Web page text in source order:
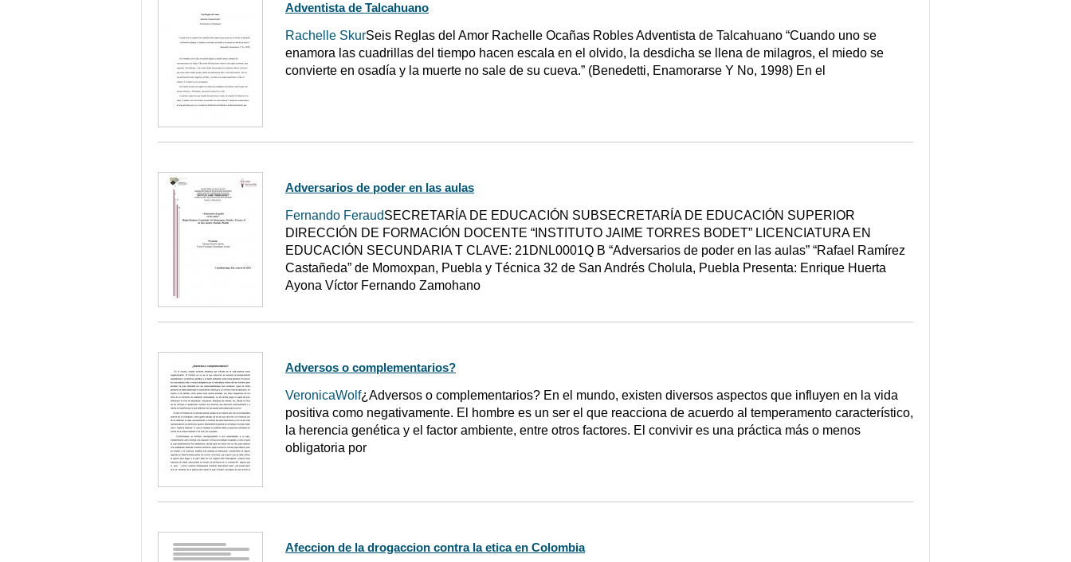
Adventista de Talcahuano
Rachelle SkurSeis Reglas del Amor Rachelle Ocañas Robles Adventista de Talcahuano “Cuando uno se
enamora las cuadrillas del tiempo hacen escala en el olvido, la desdicha se llena de milagros, el miedo se
convierte en osadía y la muerte no sale de su cueva.” (Benedetti, Enamorarse Y No, 1998) En el
Adversarios de poder en las aulas
Fernando FeraudSECRETARÍA DE EDUCACIÓN SUBSECRETARÍA DE EDUCACIÓN SUPERIOR
DIRECCIÓN DE FORMACIÓN DOCENTE “INSTITUTO JAIME TORRES BODET” LICENCIATURA EN
EDUCACIÓN SECUNDARIA T CLAVE: 21DNL0001Q B “Adversarios de poder en las aulas” “Rafael Ramírez
Castañeda” de Momoxpan, Puebla y Técnica 32 de San Andrés Cholula, Puebla Presenta: Enrique Huerta
Ayona Víctor Fernando Zamohano
Adversos o complementarios?
VeronicaWolf¿Adversos o complementarios? En el mundo, existen diversos aspectos que influyen en la vida
positiva como negativamente. El hombre es un ser el que reacciona de acuerdo al temperamento característico,
la herencia genética y el factor ambiente, entre otros factores. El convivir es una práctica más o menos
obligatoria por
Afeccion de la drogaccion contra la etica en Colombia